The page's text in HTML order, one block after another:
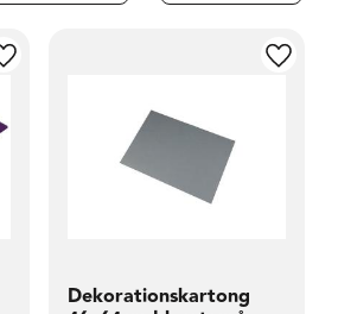
Lägg till i favoriter
Dekorationskartong
Lägg